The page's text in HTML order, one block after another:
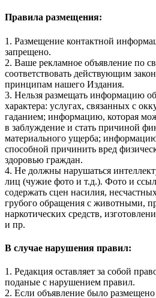
Правила размещения:
1. Размещение контактной
запрещено.
2. Ваше рекламное объявление по
соответствовать действующим
принципам нашего Издания.
3. Нельзя размещать информацию
характера: услугах, связанных с
гаданием; информацию, которая
в заблуждение и стать причиной
материального ущерба;
способной причинить вред
здоровью граждан.
4. Не должны нарушаться
лиц (чужие фото и т.д.). Фото и
содержать сцен насилия,
грубого обращения с животными,
наркотических средств,
и пр.
В случае нарушения правил:
1. Редакция оставляет за собой
поданые с нарушением правил.
2. Если объявление было